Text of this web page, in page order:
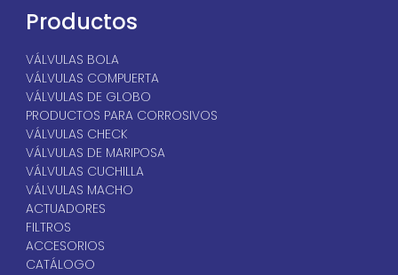
Productos
VÁLVULAS BOLA
VÁLVULAS COMPUERTA
VÁLVULAS DE GLOBO
PRODUCTOS PARA CORROSIVOS
VÁLVULAS CHECK
VÁLVULAS DE MARIPOSA
VÁLVULAS CUCHILLA
VÁLVULAS MACHO
ACTUADORES
FILTROS
ACCESORIOS
CATÁLOGO